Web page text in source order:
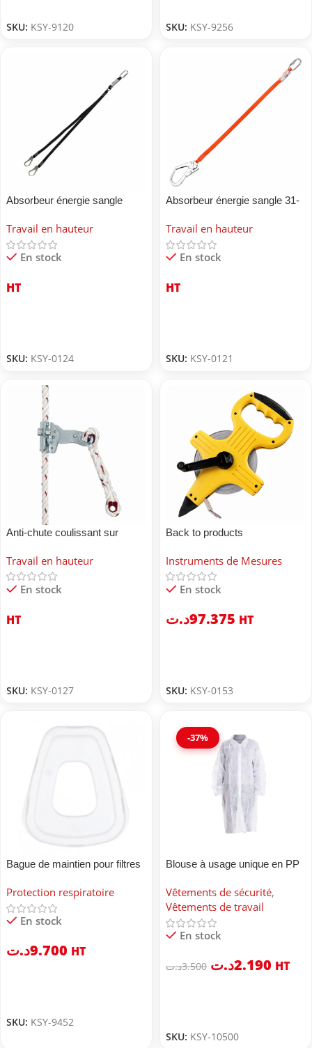
SKU: KSY-9120 SKU: KSY-9256
Absorbeur énergie sangle
Travail en hauteur
En stock
HT
SKU: KSY-0124
Absorbeur énergie sangle 31-
Travail en hauteur
En stock
HT
SKU: KSY-0121
Anti-chute coulissant sur
Travail en hauteur
En stock
HT
SKU: KSY-0127
Back to products
mètres UYUSTOOLS
Instruments de Mesures
En stock
97.375د.ت HT
SKU: KSY-0153
Bague de maintien pour filtres
Protection respiratoire
En stock
9.700د.ت HT
SKU: KSY-9452
-37%
Blouse à usage unique en PP
Vêtements de sécurité,
Vêtements de travail
En stock
3.500د.ت 2.190د.ت HT
SKU: KSY-10500